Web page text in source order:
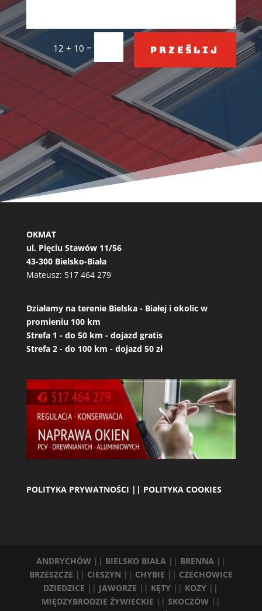
12 + 10 = Prześlij
OKMAT
ul. Pięciu Stawów 11/56
43-300 Bielsko-Biała
Mateusz: 517 464 279
Działamy na terenie Bielska - Białej i okolic w
promieniu 100 km
Strefa 1 - do 50 km - dojazd gratis
Strefa 2 - do 100 km - dojazd 50 zł
POLITYKA PRYWATNOŚCI || POLITYKA COOKIES
ANDRYCHÓW|| BIELSKO BIAŁA || BRENNA||
BRZESZCZE || CIESZYN || CHYBIE || CZECHOWICE
DZIEDZICE || JAWORZE || KĘTY || KOZY ||
MIĘDZYBRODZIE ŻYWIECKIE || SKOCZÓW ||